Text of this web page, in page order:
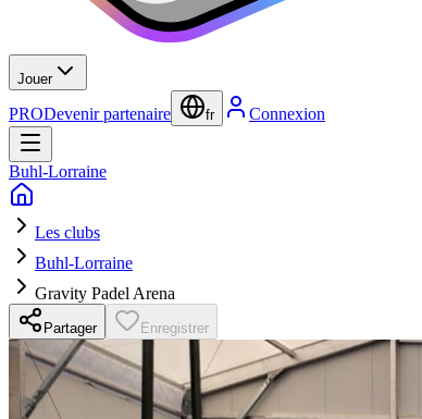
Jouer
PRODevenir partenaire fr Connexion
Buhl-Lorraine
Les clubs
Buhl-Lorraine
Gravity Padel Arena
Partager Enregistrer